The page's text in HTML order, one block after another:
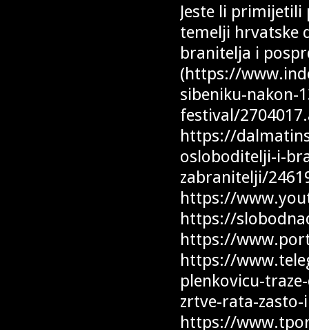
Jeste li
temelji hrvatske
branitelja i
(https://
sibeniku-nakon-
festival/
https://
osloboditelji-i-
zabranitelji/
https://
https://
https://
https://
plenkovicu-
zrtve-rata-
https://